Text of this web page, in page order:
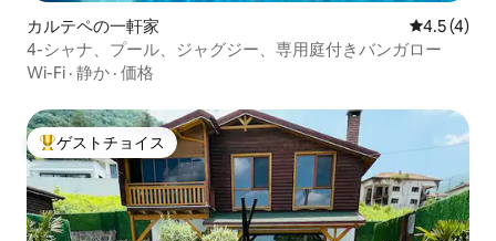
カルテペの一軒家 レビュー4
4.5 (4)
4-シャナ、プール、ジャグジー、専用庭付きバンガロー
Wi-Fi · 静か · 価格
大好評のゲストチョイスです。
ゲストチョイス